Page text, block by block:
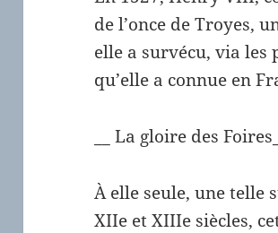
de l’once de Troyes,
elle a survécu, via les
qu’elle a connue en
__ La gloire des Foires__
À elle seule, une telle
XIIe et XIIIe siècles,